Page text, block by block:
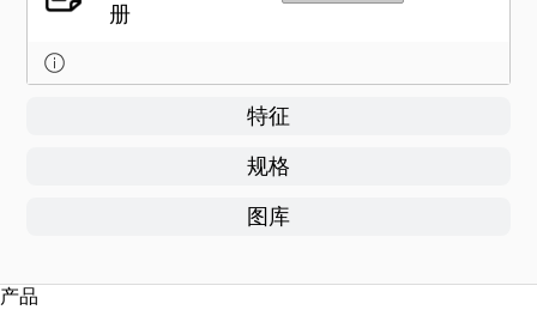
特征
规格
图库
册
产品